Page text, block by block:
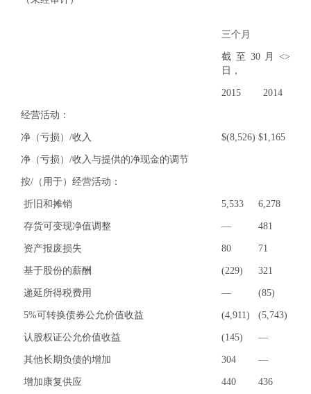
三个月
截至30月<>
日，
2015 2014
经营活动：
净（亏损）/收入 $(8,526) $1,165
净（亏损）/收入与提供的净现金的调节
按/（用于）经营活动：
折旧和摊销 5,533 6,278
存货可变现净值调整 — 481
资产报废损失 80 71
基于股份的薪酬 (229) 321
递延所得税费用 — (85)
5%可转换债券公允价值收益 (4,911) (5,743)
认股权证公允价值收益 (145) —
其他长期负债的增加 304 —
增加康复供应 440 436